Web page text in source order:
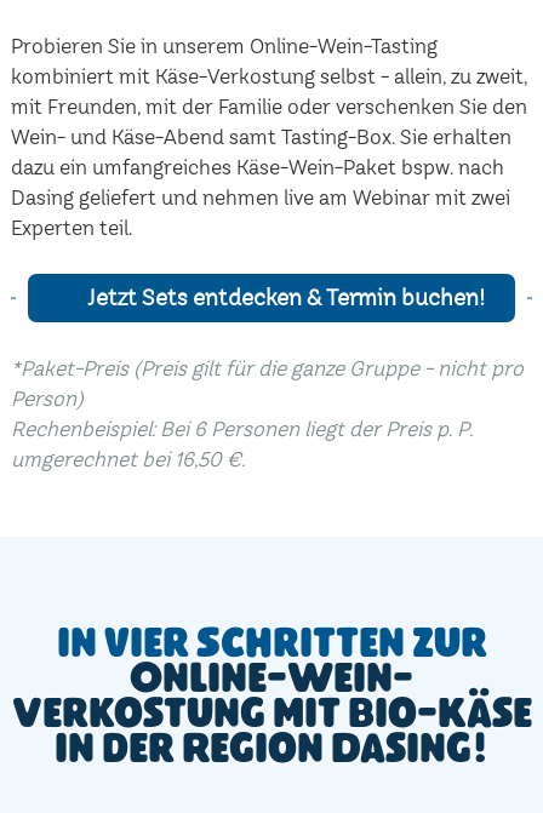
Probieren Sie in unserem Online-Wein-Tasting
kombiniert mit Käse-Verkostung selbst - allein, zu zweit,
mit Freunden, mit der Familie oder verschenken Sie den
Wein- und Käse-Abend samt Tasting-Box. Sie erhalten
dazu ein umfangreiches Käse-Wein-Paket bspw. nach
Dasing geliefert und nehmen live am Webinar mit zwei
Experten teil.
Jetzt Sets entdecken & Termin buchen!
*Paket-Preis (Preis gilt für die ganze Gruppe - nicht pro
Person)
Rechenbeispiel: Bei 6 Personen liegt der Preis p. P.
umgerechnet bei 16,50 €.
In vier Schritten zur
Online-Wein-
Verkostung mit Bio-Käse
in der Region Dasing!